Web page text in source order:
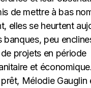
de mettre à bas
elles se heurtent
banques, peu
projets en période
et
prêt, Mélodie Gauglin